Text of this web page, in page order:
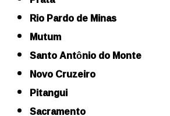
Rio Pardo de Minas
Mutum
Santo Antônio do Monte
Novo Cruzeiro
Pitangui
Sacramento